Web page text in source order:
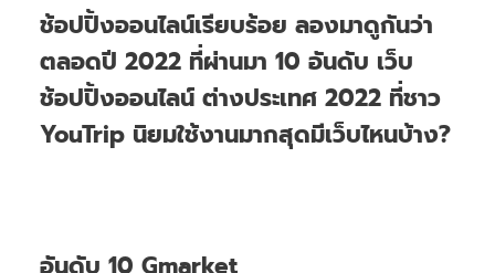
ช้อปปิ้งออนไลน์เรียบร้อย ลองมาดูกันว่า
ตลอดปี 2022 ที่ผ่านมา 10 อันดับ เว็บ
ช้อปปิ้งออนไลน์ ต่างประเทศ 2022 ที่ชาว
YouTrip นิยมใช้งานมากสุดมีเว็บไหนบ้าง?
อันดับ 10 Gmarket